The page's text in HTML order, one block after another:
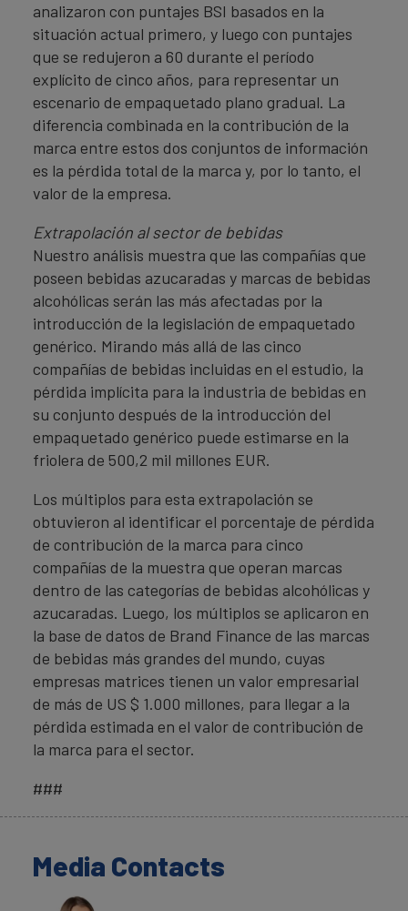
analizaron con puntajes BSI basados ​​en la
situación actual primero, y luego con puntajes
que se redujeron a 60 durante el período
explícito de cinco años, para representar un
escenario de empaquetado plano gradual. La
diferencia combinada en la contribución de la
marca entre estos dos conjuntos de información
es la pérdida total de la marca y, por lo tanto, el
valor de la empresa.
Extrapolación al sector de bebidas
Nuestro análisis muestra que las compañías que
poseen bebidas azucaradas y marcas de bebidas
alcohólicas serán las más afectadas por la
introducción de la legislación de empaquetado
genérico. Mirando más allá de las cinco
compañías de bebidas incluidas en el estudio, la
pérdida implícita para la industria de bebidas en
su conjunto después de la introducción del
empaquetado genérico puede estimarse en la
friolera de 500,2 mil millones EUR.
Los múltiplos para esta extrapolación se
obtuvieron al identificar el porcentaje de pérdida
de contribución de la marca para cinco
compañías de la muestra que operan marcas
dentro de las categorías de bebidas alcohólicas y
azucaradas. Luego, los múltiplos se aplicaron en
la base de datos de Brand Finance de las marcas
de bebidas más grandes del mundo, cuyas
empresas matrices tienen un valor empresarial
de más de US $ 1.000 millones, para llegar a la
pérdida estimada en el valor de contribución de
la marca para el sector.
###
Media Contacts